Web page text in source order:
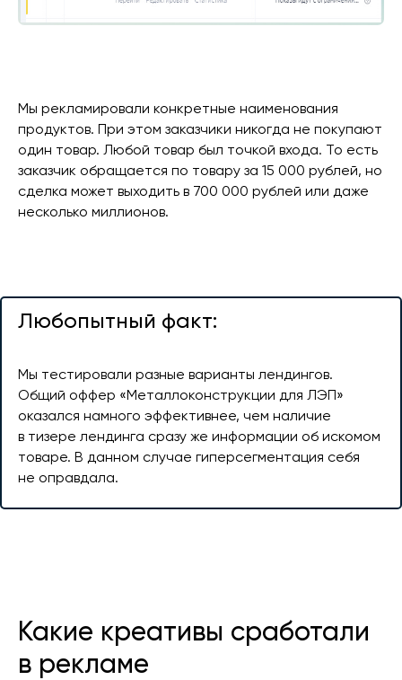
Мы рекламировали конкретные наименования
продуктов. При этом заказчики никогда не покупают
один товар. Любой товар был точкой входа. То есть
заказчик обращается по товару за 15 000 рублей, но
сделка может выходить в 700 000 рублей или даже
несколько миллионов.
Любопытный факт:
Мы тестировали разные варианты лендингов.
Общий оффер «Металлоконструкции для ЛЭП»
оказался намного эффективнее, чем наличие
в тизере лендинга сразу же информации об искомом
товаре. В данном случае гиперсегментация себя
не оправдала.
Какие креативы сработали
в рекламе